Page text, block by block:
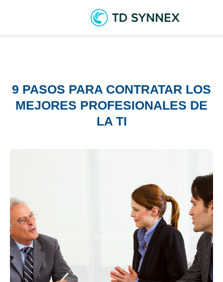
9 PASOS PARA CONTRATAR LOS
MEJORES PROFESIONALES DE
LA TI